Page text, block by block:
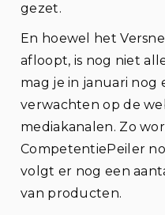
gezet.
En hoewel het
afloopt, is nog niet
mag je in januari nog
verwachten op de
mediakanalen. Zo
CompetentiePeiler
volgt er nog een
van producten.